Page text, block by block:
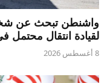
واشنطن تبحث عن
لقيادة انتقال محتمل
8 أغسطس 2026